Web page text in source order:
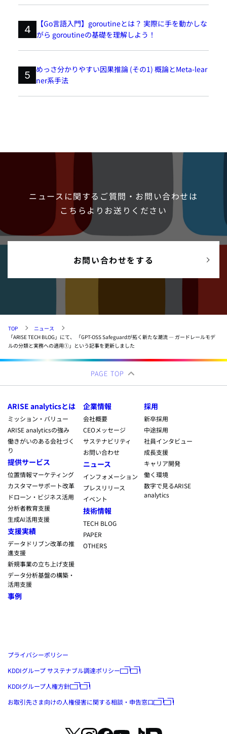
4
【Go言語入門】goroutineとは？ 実際に手を動かしな
がら goroutineの基礎を理解しよう！
5
めっさ分かりやすい因果推論 (その1) 概論とMeta-lear
ner系手法
ニュースに関するご質問・お問い合わせは
こちらよりお送りください
お問い合わせをする
TOP
ニュース
「ARISE TECH BLOG」にて、 「GPT-OSS Safeguardが拓く新たな潮流 — ガードレールモデ
ルの分類と実務への適用①」という記事を更新しました
PAGE TOP
プライバシーポリシー
KDDIグループ サステナブル調達ポリシー
KDDIグループ人権方針
お取引先さま向けの人権侵害に関する相談・申告窓口
ARISE analyticsとは
ミッション・バリュー
ARISE analyticsの強み
働きがいのある会社づく
り
提供サービス
位置情報マーケティング
カスタマーサポート改革
ドローン・ビジネス活用
分析者教育支援
生成AI活用支援
支援実績
データドリブン改革の推
進支援
新規事業の立ち上げ支援
データ分析基盤の構築・
活用支援
事例
企業情報
会社概要
CEOメッセージ
サステナビリティ
お問い合わせ
ニュース
インフォメーション
プレスリリース
イベント
技術情報
TECH BLOG
PAPER
OTHERS
採用
新卒採用
中途採用
社員インタビュー
成長支援
キャリア開発
働く環境
数字で見るARISE
analytics